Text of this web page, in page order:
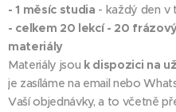
- 1 měsíc studia - každý den v
- celkem 20 lekcí - 20
materiály
Materiály jsou k dispozici na
je zasíláme na email nebo
Vaší objednávky, a to včetně